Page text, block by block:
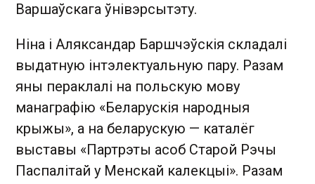
Варшаўскага ўнівэрсытэту.
Ніна і Аляксандар Баршчэўскія складалі
выдатную інтэлектуальную пару. Разам
яны пераклалі на польскую мову
манаграфію «Беларускія народныя
крыжы», а на беларускую — каталёг
выставы «Партрэты асоб Старой Рэчы
Паспалітай у Менскай калекцыі». Разам